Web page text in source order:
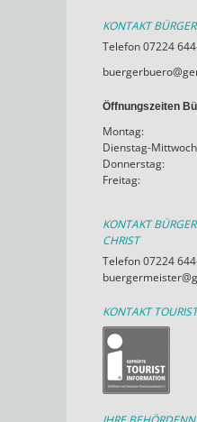
KONTAKT
Telefon 07224
Öffnungszeiten
Montag:
Dienstag-
Donnerstag:
Freitag:
KONTAKT
CHRIST
Telefon 07224
KONTAKT